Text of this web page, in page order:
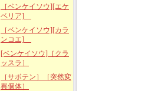
［ベンケイソウ][エケ
ベリア]
［ベンケイソウ][カラ
ンコエ]
[ベンケイソウ]［クラ
ッスラ］
［サボテン］［突然変
異個体］